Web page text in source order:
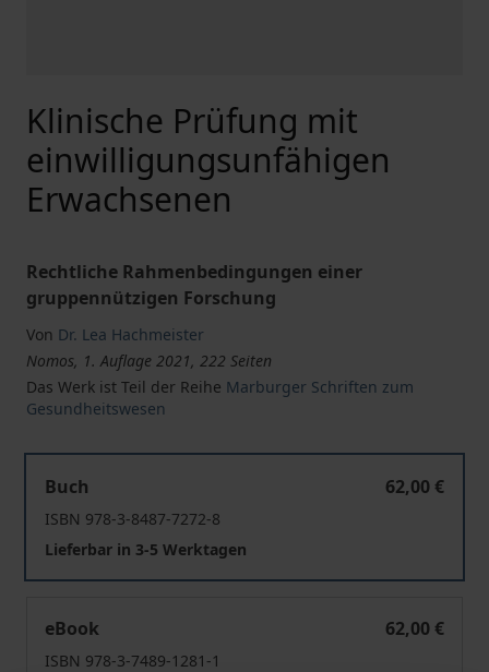
Klinische Prüfung mit
einwilligungsunfähigen
Erwachsenen
Rechtliche Rahmenbedingungen einer
gruppennützigen Forschung
Von Dr. Lea Hachmeister
Nomos, 1. Auflage 2021, 222 Seiten
Das Werk ist Teil der Reihe Marburger Schriften zum
Gesundheitswesen
Buch
62,00 €
ISBN 978-3-8487-7272-8
Lieferbar in 3-5 Werktagen
eBook
62,00 €
ISBN 978-3-7489-1281-1